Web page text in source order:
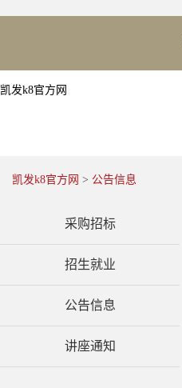
凯发k8官方网
凯发k8官方网 > 公告信息
采购招标
招生就业
公告信息
讲座通知